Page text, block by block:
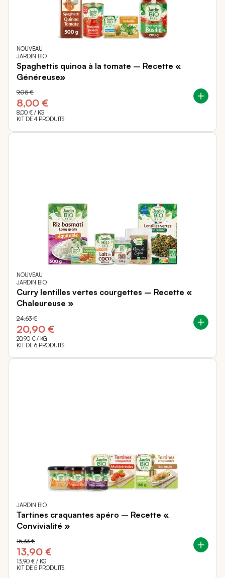
NOUVEAU
JARDIN BIO
Spaghettis quinoa à la tomate – Recette «
Généreuse»
8,00 €
9,05 €
8,00 € / KG
KIT DE 4 PRODUITS
NOUVEAU
JARDIN BIO
Curry lentilles vertes courgettes – Recette «
Chaleureuse »
20,90 €
24,63 €
20,90 € / KG
KIT DE 6 PRODUITS
JARDIN BIO
Tartines craquantes apéro – Recette «
Convivialité »
13,90 €
15,33 €
13,90 € / KG
KIT DE 5 PRODUITS